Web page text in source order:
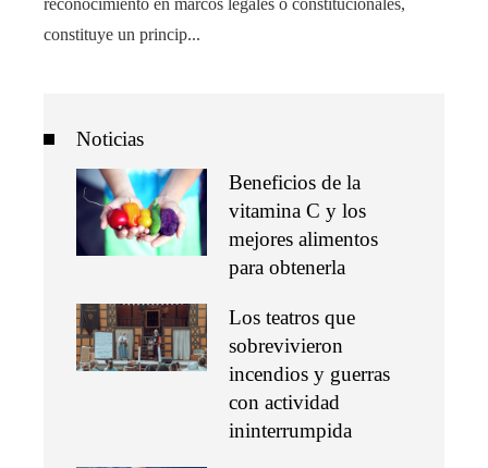
constituye un princip...
Noticias
Beneficios de la
vitamina C y los
mejores alimentos
para obtenerla
Los teatros que
sobrevivieron
incendios y guerras
con actividad
ininterrumpida